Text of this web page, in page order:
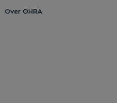
Over OHRA